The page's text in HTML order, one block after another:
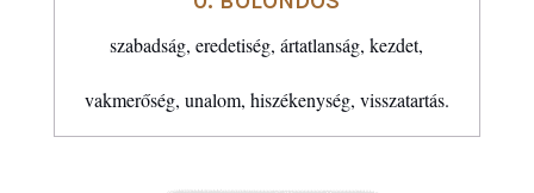
szabadság, eredetiség, ártatlanság, kezdet,
vakmerőség, unalom, hiszékenység, visszatartás.